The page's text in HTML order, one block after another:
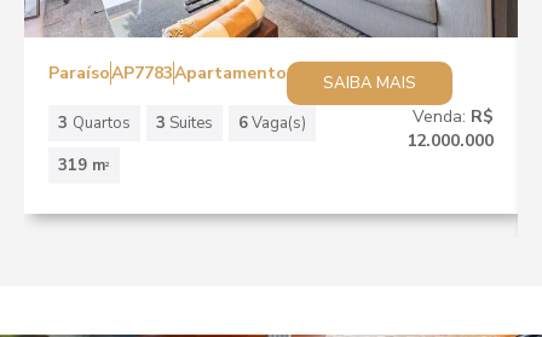
ParaísoAP7783Apartamento
SAIBA MAIS
3 Quartos 3 Suites 6Vaga(s)
319 m2
Venda: R$
12.000.000